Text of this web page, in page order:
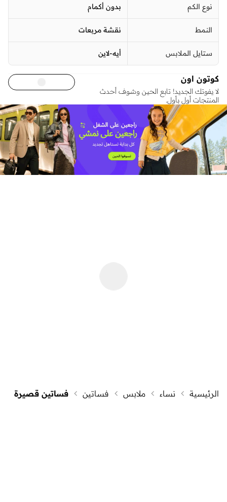
نوع الكم بدون أكمام
النمط نقشة مربعات
ستايل الملابس أيه-لاين
كوتون اون
لا يفوتك الجديد! تابع الحين وشوف أحدث
المنتجات أول بأول.
الرئيسية نساء ملابس فساتين فساتين قصيرة